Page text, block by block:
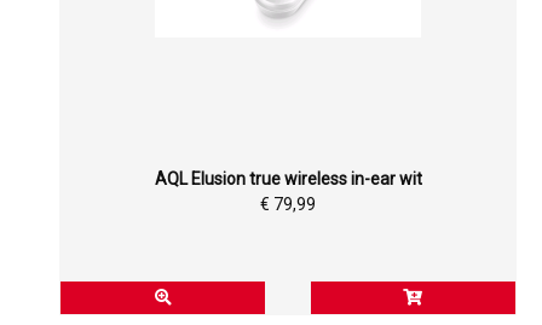
AQL Elusion true wireless in-ear wit
€ 79,99